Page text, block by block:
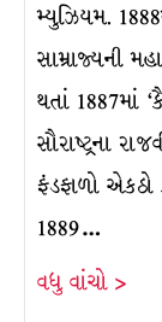
મ્યુઝિયમ.
સામ્રાજ્યની
થતાં 1887માં
સૌરાષ્ટ્રના
ફંડફાળો
1889…
વધુ વાંચો >